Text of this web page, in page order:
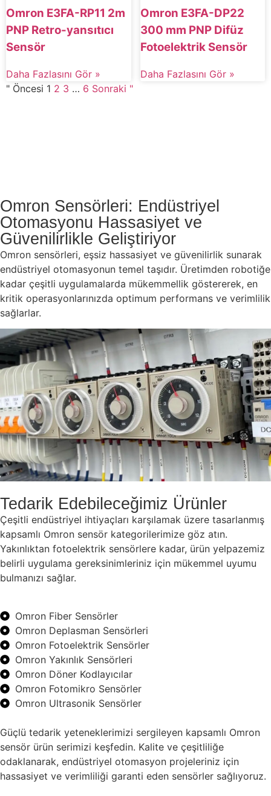
Omron E3FA-RP11 2m
PNP Retro-yansıtıcı
Sensör
Daha Fazlasını Gör »
Omron E3FA-DP22
300 mm PNP Difüz
Fotoelektrik Sensör
Daha Fazlasını Gör »
" Öncesi 1 2 3 … 6 Sonraki "
Omron Sensörleri: Endüstriyel
Otomasyonu Hassasiyet ve
Güvenilirlikle Geliştiriyor
Omron sensörleri, eşsiz hassasiyet ve güvenilirlik sunarak
endüstriyel otomasyonun temel taşıdır. Üretimden robotiğe
kadar çeşitli uygulamalarda mükemmellik göstererek, en
kritik operasyonlarınızda optimum performans ve verimlilik
sağlarlar.
Tedarik Edebileceğimiz Ürünler
Çeşitli endüstriyel ihtiyaçları karşılamak üzere tasarlanmış
kapsamlı Omron sensör kategorilerimize göz atın.
Yakınlıktan fotoelektrik sensörlere kadar, ürün yelpazemiz
belirli uygulama gereksinimleriniz için mükemmel uyumu
bulmanızı sağlar.
Omron Fiber Sensörler
Omron Deplasman Sensörleri
Omron Fotoelektrik Sensörler
Omron Yakınlık Sensörleri
Omron Döner Kodlayıcılar
Omron Fotomikro Sensörler
Omron Ultrasonik Sensörler
Güçlü tedarik yeteneklerimizi sergileyen kapsamlı Omron
sensör ürün serimizi keşfedin. Kalite ve çeşitliliğe
odaklanarak, endüstriyel otomasyon projeleriniz için
hassasiyet ve verimliliği garanti eden sensörler sağlıyoruz.